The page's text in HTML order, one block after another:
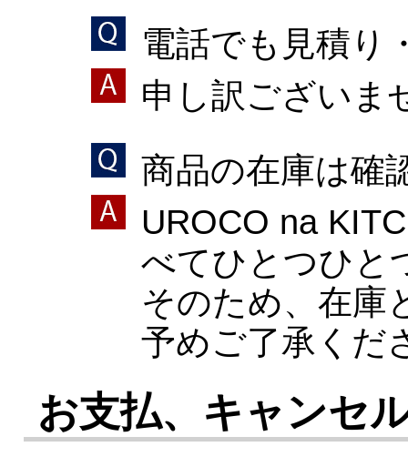
電話でも見積り
申し訳ございま
商品の在庫は確
UROCO na
べてひとつひと
そのため、在庫
予めご了承くだ
お支払、キャンセ